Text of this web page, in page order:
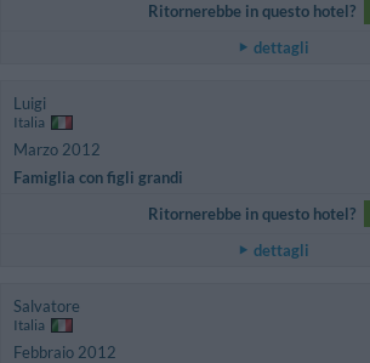
Ritornerebbe in questo hotel?
dettagli
Luigi
Italia
Marzo 2012
Famiglia con figli grandi
Ritornerebbe in questo hotel?
dettagli
Salvatore
Italia
Febbraio 2012